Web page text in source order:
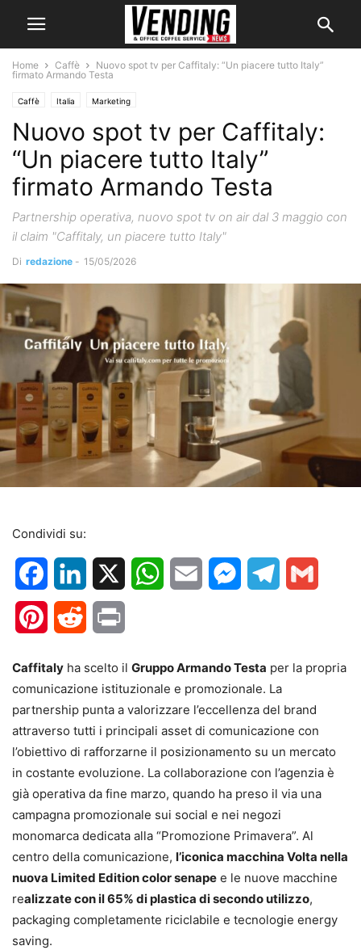
Home Caffè
Nuovo spot tv per Caffitaly: “Un piacere tutto Italy”
firmato Armando Testa
Caffè Italia Marketing
Nuovo spot tv per Caffitaly:
“Un piacere tutto Italy”
firmato Armando Testa
Partnership operativa, nuovo spot tv on air dal 3 maggio con
il claim "Caffitaly, un piacere tutto Italy"
Di redazione - 15/05/2026
Condividi su:
FacebookLinkedIn WhatsApp
Email MessengerTelegram
PinterestReddit
Caffitaly ha scelto il Gruppo Armando Testa per la propria
comunicazione istituzionale e promozionale. La
partnership punta a valorizzare l’eccellenza del brand
attraverso tutti i principali asset di comunicazione con
l’obiettivo di rafforzarne il posizionamento su un mercato
in costante evoluzione. La collaborazione con l’agenzia è
già operativa da fine marzo, quando ha preso il via una
campagna promozionale sui social e nei negozi
monomarca dedicata alla “Promozione Primavera”. Al
centro della comunicazione, l’iconica macchina Volta nella
nuova Limited Edition color senape e le nuove macchine
realizzate con il 65% di plastica di secondo utilizzo,
packaging completamente riciclabile e tecnologie energy
saving.